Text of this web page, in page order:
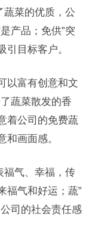
蔬菜的优质，公
产品；免供”突
引目标客户。
以富有创意和文
蔬菜散发的香
着公司的免费蔬
和画面感。
福气、幸福，传
福气和好运；蔬”
司的社会责任感